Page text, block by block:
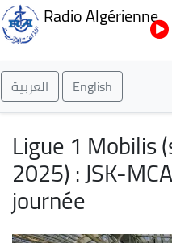
Radio Algérienne
العربية English
Ligue 1 Mobilis
2025) : JSK-
journée